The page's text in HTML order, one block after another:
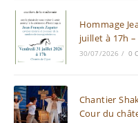
Hommage
juillet à 17h
30/07/2026 / 0
Chantier
Cour du